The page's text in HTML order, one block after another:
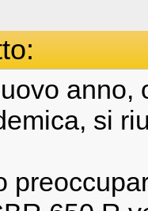
anno,
si